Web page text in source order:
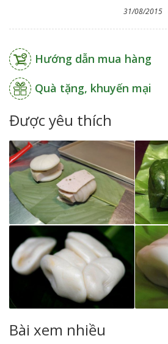
31/08/2015
Hướng dẫn mua hàng
Quà tặng, khuyến mại
Được yêu thích
Bài xem nhiều